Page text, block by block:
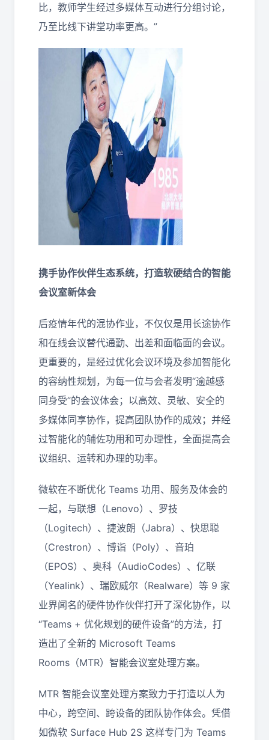
比，教师学生经过多媒体互动进行分组讨论，
乃至比线下讲堂功率更高。”
携手协作伙伴生态系统，打造软硬结合的智能
会议室新体会
后疫情年代的混协作业，不仅仅是用长途协作
和在线会议替代通勤、出差和面临面的会议。
更重要的，是经过优化会议环境及参加智能化
的容纳性规划，为每一位与会者发明“逾越感
同身受”的会议体会；以高效、灵敏、安全的
多媒体同享协作，提高团队协作的成效；并经
过智能化的辅佐功用和可办理性，全面提高会
议组织、运转和办理的功率。
微软在不断优化 Teams 功用、服务及体会的
一起，与联想（Lenovo）、罗技
（Logitech）、捷波朗（Jabra）、快思聪
（Crestron）、博诣（Poly）、音珀
（EPOS）、奥科（AudioCodes）、亿联
（Yealink）、瑞欧威尔（Realware）等 9 家
业界闻名的硬件协作伙伴打开了深化协作，以
“Teams + 优化规划的硬件设备”的方法，打
造出了全新的 Microsoft Teams
Rooms（MTR）智能会议室处理方案。
MTR 智能会议室处理方案致力于打造以人为
中心，跨空间、跨设备的团队协作体会。凭借
如微软 Surface Hub 2S 这样专门为 Teams